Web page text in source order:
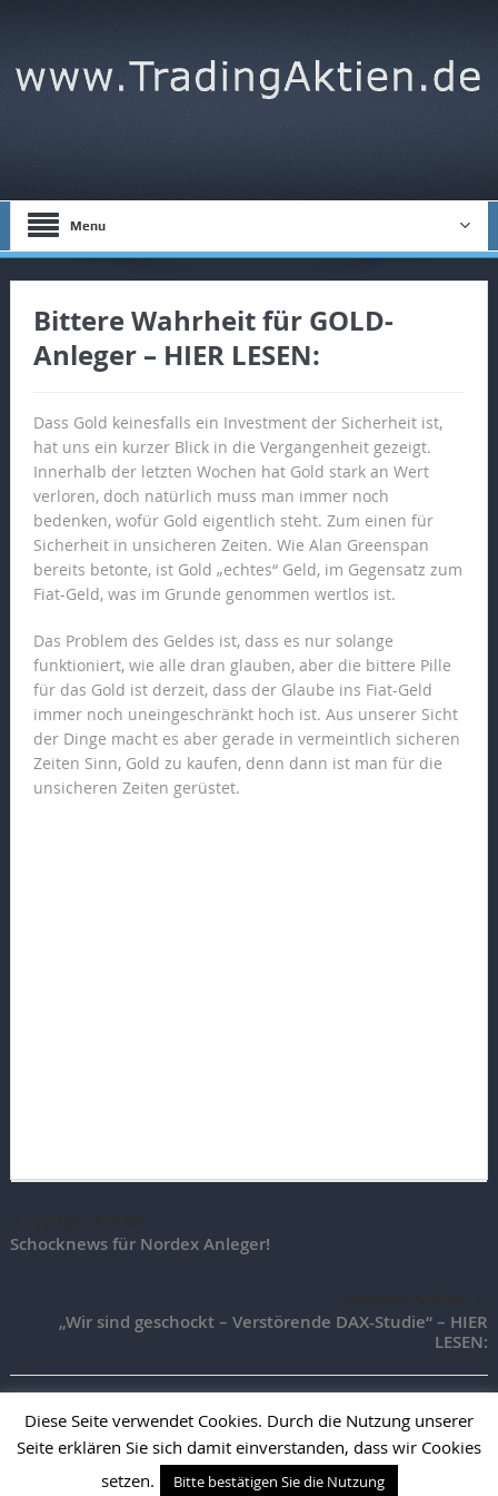
Menu
Bittere Wahrheit für GOLD-
Anleger – HIER LESEN:
Dass Gold keinesfalls ein Investment der Sicherheit ist,
hat uns ein kurzer Blick in die Vergangenheit gezeigt.
Innerhalb der letzten Wochen hat Gold stark an Wert
verloren, doch natürlich muss man immer noch
bedenken, wofür Gold eigentlich steht. Zum einen für
Sicherheit in unsicheren Zeiten. Wie Alan Greenspan
bereits betonte, ist Gold „echtes“ Geld, im Gegensatz zum
Fiat-Geld, was im Grunde genommen wertlos ist.
Das Problem des Geldes ist, dass es nur solange
funktioniert, wie alle dran glauben, aber die bittere Pille
für das Gold ist derzeit, dass der Glaube ins Fiat-Geld
immer noch uneingeschränkt hoch ist. Aus unserer Sicht
der Dinge macht es aber gerade in vermeintlich sicheren
Zeiten Sinn, Gold zu kaufen, denn dann ist man für die
unsicheren Zeiten gerüstet.
Schocknews für Nordex Anleger!
„Wir sind geschockt – Verstörende DAX-Studie“ – HIER
LESEN:
TradingAktien.de |Impressum|Vertrag widerrufen|Vertrag
kündigen
Diese Seite verwendet Cookies. Durch die Nutzung unserer
Seite erklären Sie sich damit einverstanden, dass wir Cookies
setzen.
Bitte bestätigen Sie die Nutzung